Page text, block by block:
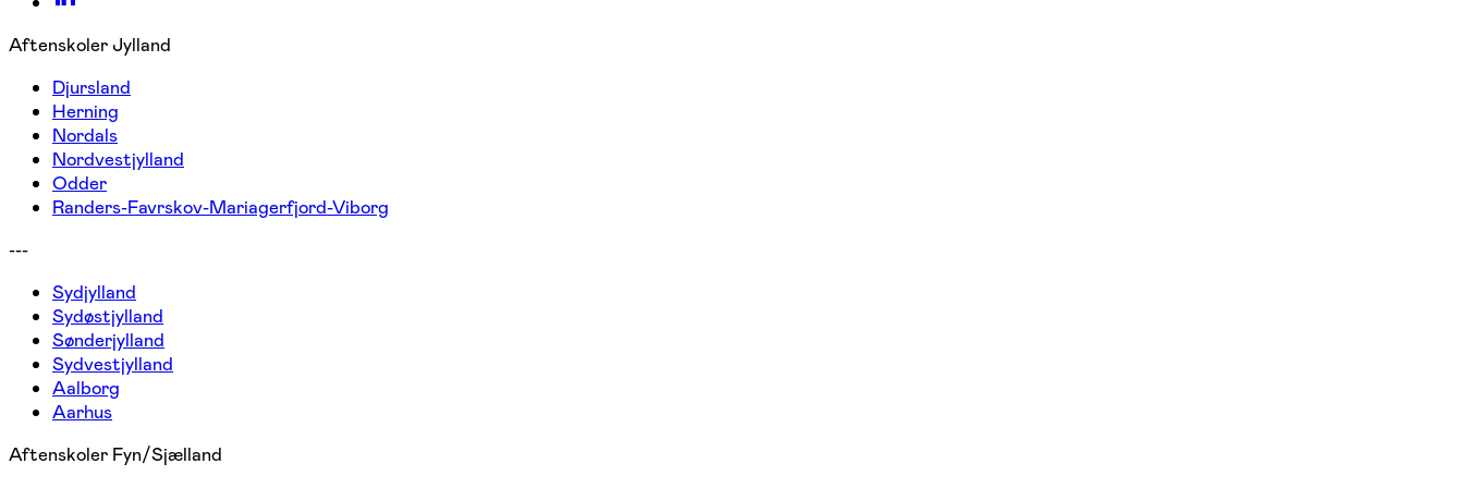
Aftenskoler Jylland
Djursland
Herning
Nordals
Nordvestjylland
Odder
Randers-Favrskov-Mariagerfjord-Viborg
---
Sydjylland
Sydøstjylland
Sønderjylland
Sydvestjylland
Aalborg
Aarhus
Aftenskoler Fyn/Sjælland